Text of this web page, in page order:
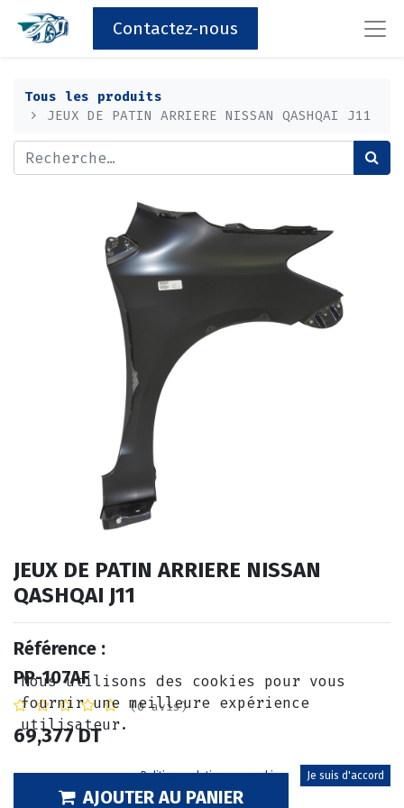
Contactez-nous
Tous les produits
JEUX DE PATIN ARRIERE NISSAN QASHQAI J11
JEUX DE PATIN ARRIERE NISSAN
QASHQAI J11
Référence :
PP-107AF
(0 avis)
69,377DT
AJOUTER AU PANIER
Nous utilisons des cookies pour vous
fournir une meilleure expérience
utilisateur.
Politique relative aux cookies Je suis d'accord